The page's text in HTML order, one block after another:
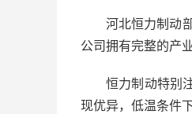
河北恒力制动
公司拥有完整的产
恒力制动特别
现优异，低温条件